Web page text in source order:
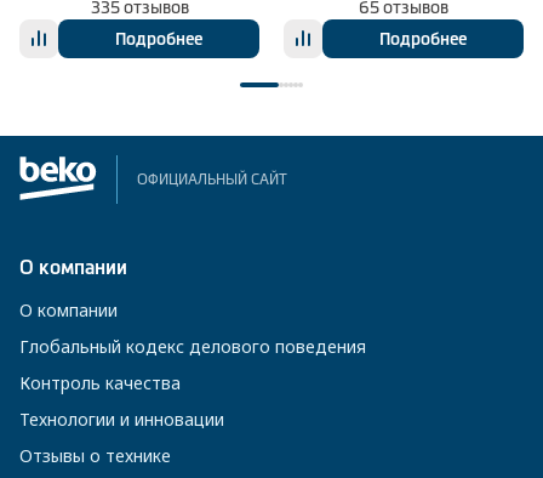
335 отзывов
Подробнее
65 отзывов
Подробнее
ОФИЦИАЛЬНЫЙ САЙТ
О компании
О компании
Глобальный кодекс делового поведения
Контроль качества
Технологии и инновации
Отзывы о технике